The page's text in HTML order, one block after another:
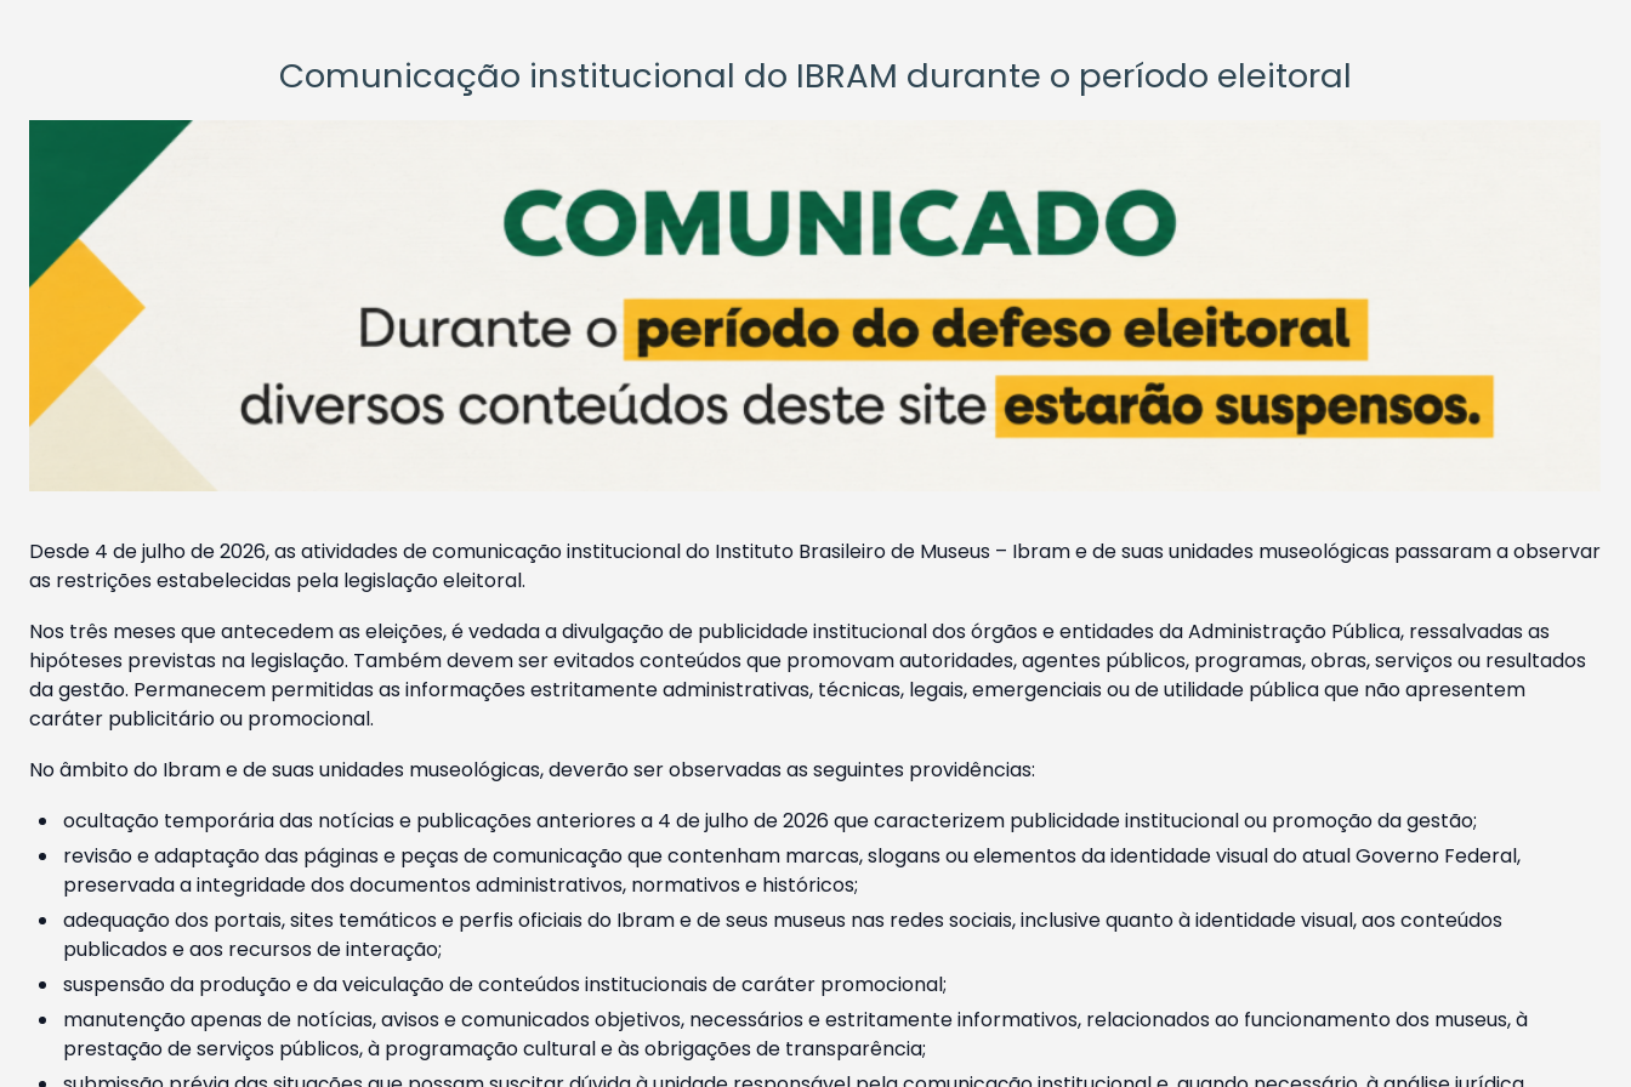
Comunicação institucional do IBRAM durante o período eleitoral
Desde 4 de julho de 2026, as atividades de comunicação institucional do Instituto Brasileiro de Museus – Ibram e de suas unidades museológicas passaram a observar
as restrições estabelecidas pela legislação eleitoral.
Nos três meses que antecedem as eleições, é vedada a divulgação de publicidade institucional dos órgãos e entidades da Administração Pública, ressalvadas as
hipóteses previstas na legislação. Também devem ser evitados conteúdos que promovam autoridades, agentes públicos, programas, obras, serviços ou resultados
da gestão. Permanecem permitidas as informações estritamente administrativas, técnicas, legais, emergenciais ou de utilidade pública que não apresentem
caráter publicitário ou promocional.
No âmbito do Ibram e de suas unidades museológicas, deverão ser observadas as seguintes providências:
ocultação temporária das notícias e publicações anteriores a 4 de julho de 2026 que caracterizem publicidade institucional ou promoção da gestão;
revisão e adaptação das páginas e peças de comunicação que contenham marcas, slogans ou elementos da identidade visual do atual Governo Federal,
preservada a integridade dos documentos administrativos, normativos e históricos;
adequação dos portais, sites temáticos e perfis oficiais do Ibram e de seus museus nas redes sociais, inclusive quanto à identidade visual, aos conteúdos
publicados e aos recursos de interação;
suspensão da produção e da veiculação de conteúdos institucionais de caráter promocional;
manutenção apenas de notícias, avisos e comunicados objetivos, necessários e estritamente informativos, relacionados ao funcionamento dos museus, à
prestação de serviços públicos, à programação cultural e às obrigações de transparência;